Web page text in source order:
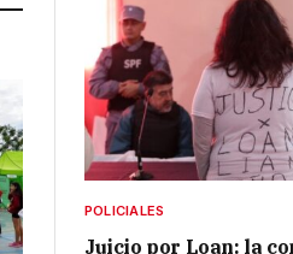
POLICIALES
Juicio por Loan: la